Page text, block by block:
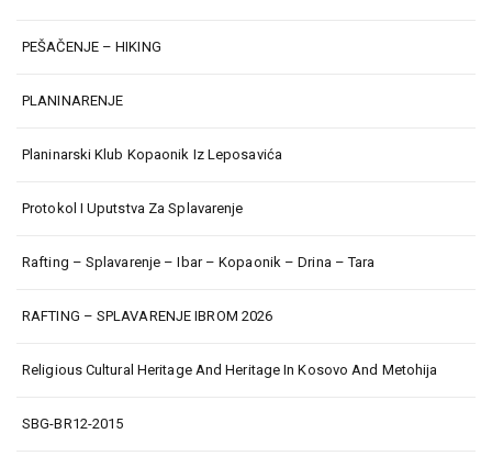
PEŠAČENJE – HIKING
PLANINARENJE
Planinarski Klub Kopaonik Iz Leposavića
Protokol I Uputstva Za Splavarenje
Rafting – Splavarenje – Ibar – Kopaonik – Drina – Tara
RAFTING – SPLAVARENJE IBROM 2026
Religious Cultural Heritage And Heritage In Kosovo And Metohija
SBG-BR12-2015